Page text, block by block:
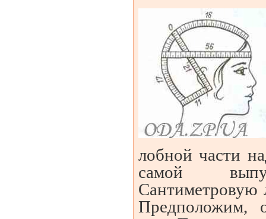
лобной части
самой
Сантиметровую
Предположим,